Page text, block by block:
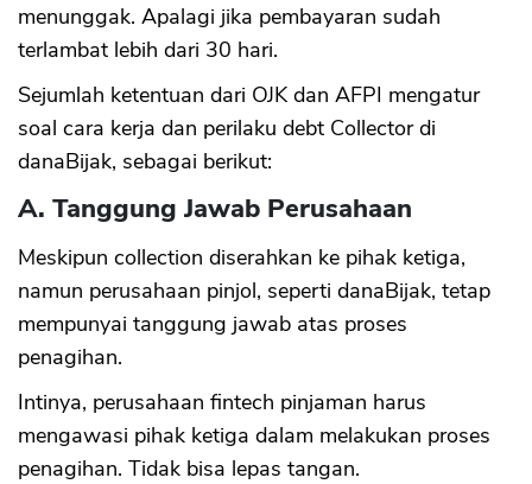
menunggak. Apalagi jika pembayaran sudah
terlambat lebih dari 30 hari.
Sejumlah ketentuan dari OJK dan AFPI mengatur
soal cara kerja dan perilaku debt Collector di
danaBijak, sebagai berikut:
A. Tanggung Jawab Perusahaan
Meskipun collection diserahkan ke pihak ketiga,
namun perusahaan pinjol, seperti danaBijak, tetap
mempunyai tanggung jawab atas proses
penagihan.
Intinya, perusahaan fintech pinjaman harus
mengawasi pihak ketiga dalam melakukan proses
penagihan. Tidak bisa lepas tangan.